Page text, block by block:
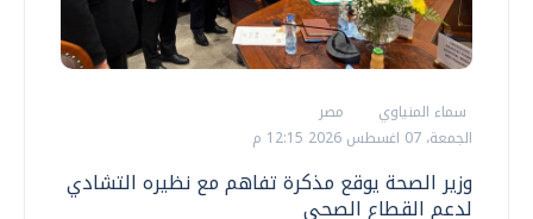
سماء المنياوي
مصر
الجمعة، 07 اغسطس 2026 12:15 م
وزير الصحة يوقع مذكرة تفاهم مع نظيره التشادي
لدعم القطاع الصحي